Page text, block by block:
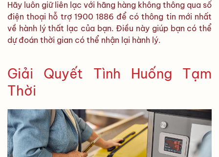
Hãy luôn giữ liên lạc với hãng hàng không thông qua số
điện thoại hỗ trợ 1900 1886 để có thông tin mới nhất
về hành lý thất lạc của bạn. Điều này giúp bạn có thể
dự đoán thời gian có thể nhận lại hành lý.
Giải Quyết Tình Huống Tạm
Thời